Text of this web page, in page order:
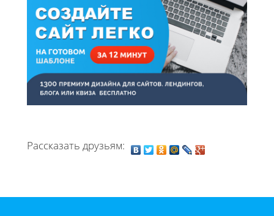
Рассказать друзьям: